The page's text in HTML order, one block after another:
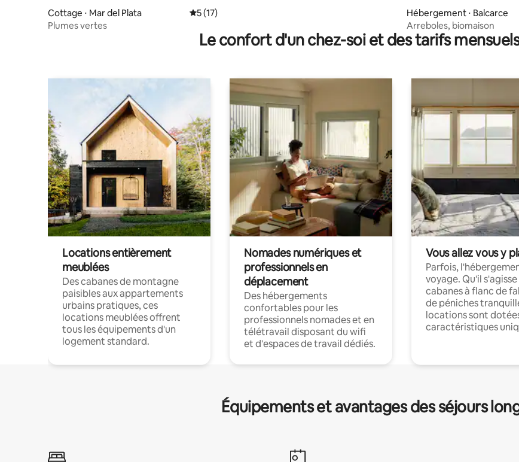
Cottage ⋅ Mar del Plata Évaluation moyenne sur la base de 17 commentaires : 5 sur 5
5 (17)
Plumes vertes
Hébergement ⋅ Balcarce
Arreboles, biomaison
Le confort d'un chez-soi et des tarifs
Locations entièrement
meublées
Des cabanes de montagne
paisibles aux appartements
urbains pratiques, ces
locations meublées offrent
tous les équipements d'un
logement standard.
Nomades numériques et
professionnels en
déplacement
Des hébergements
confortables pour les
professionnels nomades et en
télétravail disposant du wifi
et d'espaces de travail dédiés.
Vous allez vous y
Parfois,
voyage. Qu'il
cabanes à flanc de
de péniches
locations sont
caractéristiques
Équipements et avantages des séjours